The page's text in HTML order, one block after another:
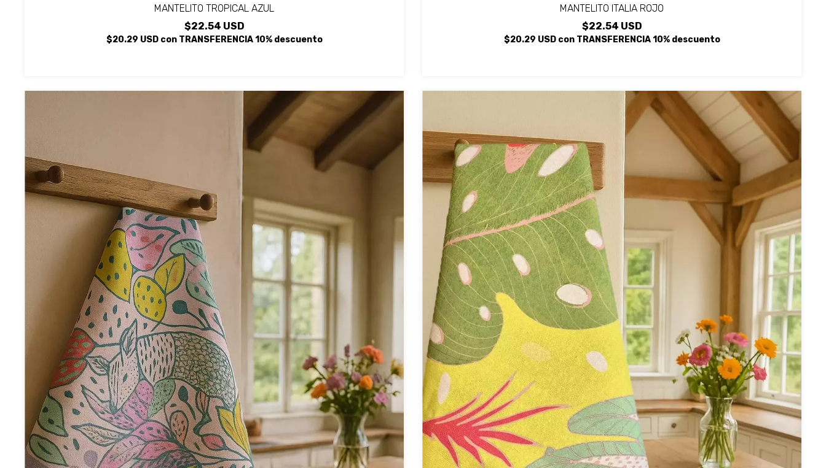
MANTELITO TROPICAL AZUL
$22.54 USD
$20.29 USD con TRANSFERENCIA 10% descuento
MANTELITO ITALIA ROJO
$22.54 USD
$20.29 USD con TRANSFERENCIA 10% descuento